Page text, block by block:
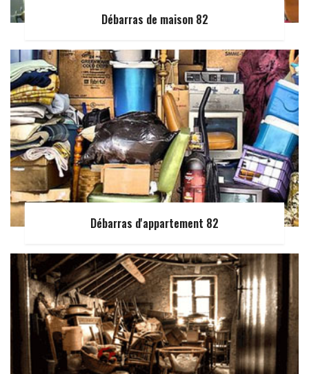
Débarras de maison 82
Débarras d'appartement 82